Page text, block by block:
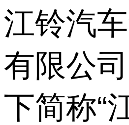
江铃汽
有限公
下简称“